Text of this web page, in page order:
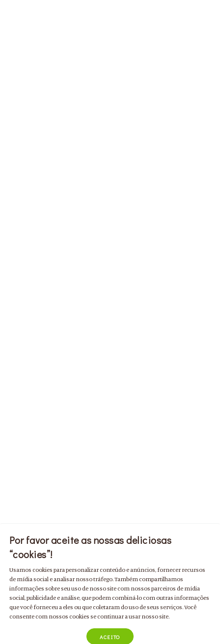
Por favor aceite as nossas deliciosas
“cookies”!
Usamos cookies para personalizar conteúdo e anúncios, fornecer recursos
de mídia social e analisar nosso tráfego. Também compartilhamos
informações sobre seu uso de nosso site com nossos parceiros de mídia
social, publicidade e análise, que podem combiná-lo com outras informações
que você forneceu a eles ou que coletaram do uso de seus serviços. Você
consente com nossos cookies se continuar a usar nosso site.
ACEITO